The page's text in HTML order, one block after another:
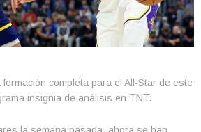
completa para el All-Star de este
insignia de análisis en TNT.